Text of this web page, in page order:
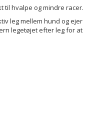
til hvalpe og mindre racer.
leg mellem hund og ejer
legetøjet efter leg for at